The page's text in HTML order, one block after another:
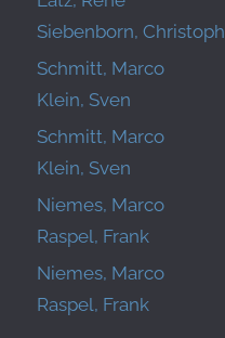
Siebenborn, Christoph
Schmitt, Marco
Klein, Sven
Schmitt, Marco
Klein, Sven
Niemes, Marco
Raspel, Frank
Niemes, Marco
Raspel, Frank